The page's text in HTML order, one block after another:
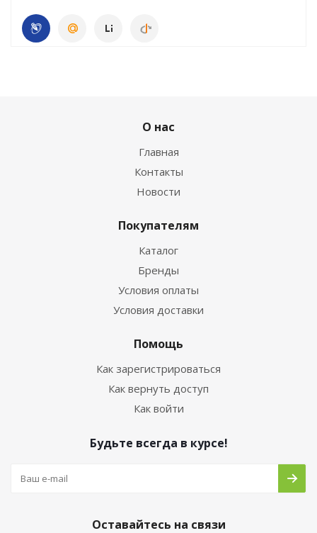
О нас
Главная
Контакты
Новости
Покупателям
Каталог
Бренды
Условия оплаты
Условия доставки
Помощь
Как зарегистрироваться
Как вернуть доступ
Как войти
Будьте всегда в курсе!
Оставайтесь на связи